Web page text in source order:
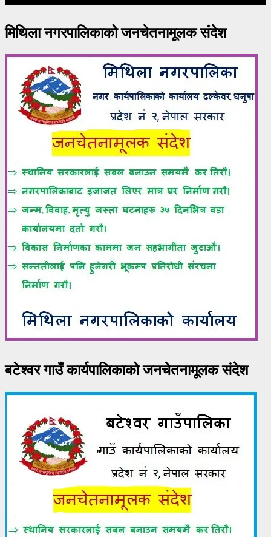
मिथिला नगरपालिकाको जनचेतनामूलक संदेश
बटेश्वर गाउँ कार्यपालिकाको जनचेतनामूलक संदेश